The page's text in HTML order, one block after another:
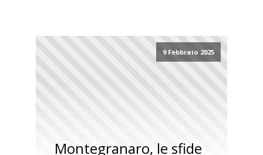
9 Febbraio 2025
Montegranaro, le sfide